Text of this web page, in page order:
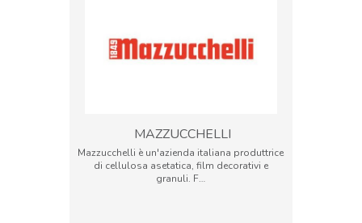
MAZZUCCHELLI
Mazzucchelli è un'azienda italiana produttrice
di cellulosa asetatica, film decorativi e
granuli. F…